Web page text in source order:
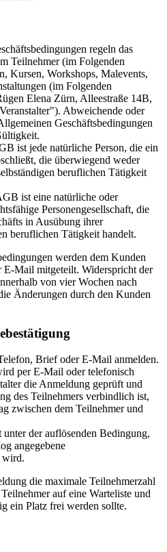
regeln das
Teilnehmer (im Folgenden
Kursen, Workshops, Malevents,
(im Folgenden
Elena Zürn, Alleestraße 14B,
Abweichende oder
Geschäftsbedingungen
ist jede natürliche Person, die ein
die überwiegend weder
beruflichen Tätigkeit
ist eine natürliche oder
Personengesellschaft, die
in Ausübung ihrer
beruflichen Tätigkeit handelt.
werden dem Kunden
E-Mail mitgeteilt. Widerspricht der
von vier Wochen nach
Änderungen durch den Kunden
Brief oder E-Mail anmelden.
per E-Mail oder telefonisch
die Anmeldung geprüft und
des Teilnehmers verbindlich ist,
zwischen dem Teilnehmer und
der auflösenden Bedingung,
angegebene
wird.
die maximale Teilnehmerzahl
auf eine Warteliste und
ein Platz frei werden sollte.